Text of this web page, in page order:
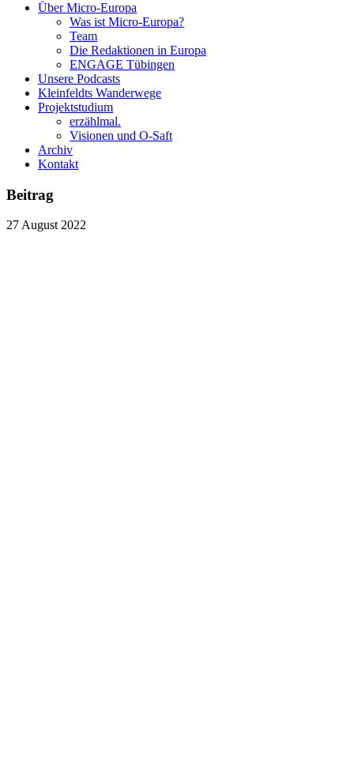
Über Micro-Europa
Was ist Micro-Europa?
Team
Die Redaktionen in Europa
ENGAGE Tübingen
Unsere Podcasts
Kleinfeldts Wanderwege
Projektstudium
erzählmal.
Visionen und O-Saft
Archiv
Kontakt
Beitrag
27August 2022